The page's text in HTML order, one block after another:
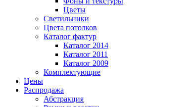
Цветы
Светильники
Цвета потолков
Каталог фактур
Каталог 2014
Каталог 2011
Каталог 2009
Комплектующие
Цены
Распродажа
Абстракция